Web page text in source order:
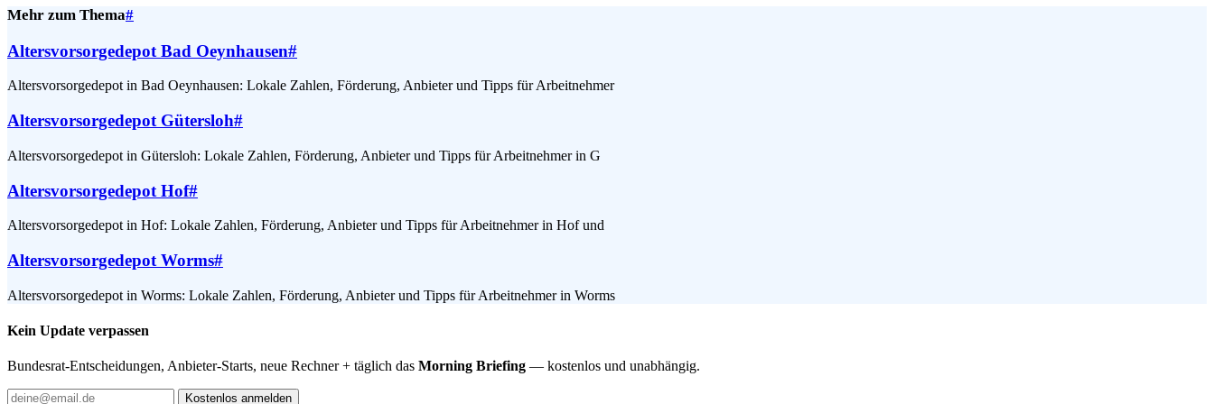
Mehr zum Thema#
Altersvorsorgedepot Bad Oeynhausen#
Altersvorsorgedepot in Bad Oeynhausen: Lokale Zahlen, Förderung, Anbieter und Tipps für Arbeitnehmer
Altersvorsorgedepot Gütersloh#
Altersvorsorgedepot in Gütersloh: Lokale Zahlen, Förderung, Anbieter und Tipps für Arbeitnehmer in G
Altersvorsorgedepot Hof#
Altersvorsorgedepot in Hof: Lokale Zahlen, Förderung, Anbieter und Tipps für Arbeitnehmer in Hof und
Altersvorsorgedepot Worms#
Altersvorsorgedepot in Worms: Lokale Zahlen, Förderung, Anbieter und Tipps für Arbeitnehmer in Worms
Kein Update verpassen
Bundesrat-Entscheidungen, Anbieter-Starts, neue Rechner + täglich das Morning Briefing — kostenlos und unabhängig.
Kostenlos anmelden